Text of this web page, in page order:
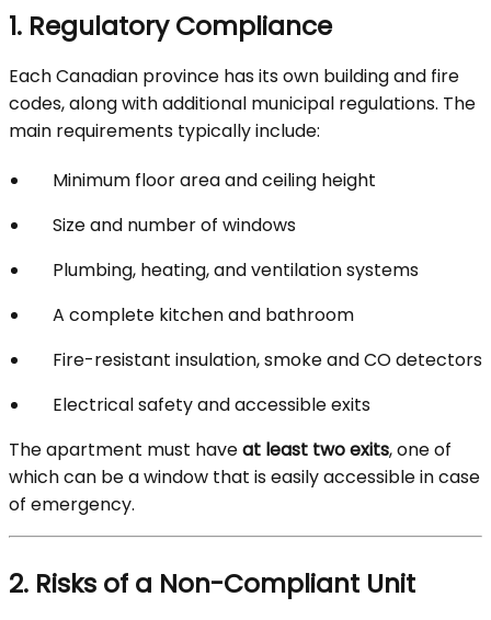
1. Regulatory Compliance
Each Canadian province has its own building and fire
codes, along with additional municipal regulations. The
main requirements typically include:
Minimum floor area and ceiling height
Size and number of windows
Plumbing, heating, and ventilation systems
A complete kitchen and bathroom
Fire-resistant insulation, smoke and CO detectors
Electrical safety and accessible exits
The apartment must haveat least two exits, one of
which can be a window that is easily accessible in case
of emergency.
2. Risks of a Non-Compliant Unit